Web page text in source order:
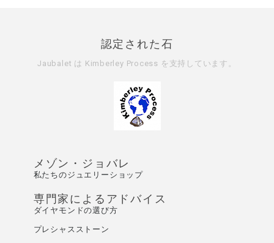
認定された石
Jaubalet は Kimberley Process を支持しています。
メゾン・ジョバレ
私たちのジュエリーショップ
専門家によるアドバイス
ダイヤモンドの選び方
プレシャスストーン